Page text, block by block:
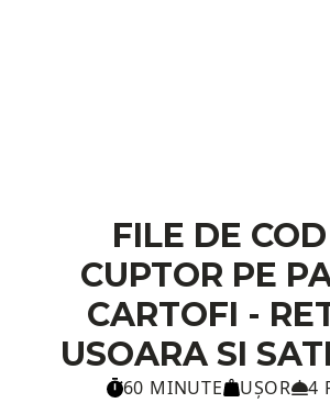
FILE DE
CUPTOR PE
CARTOFI -
USOARA SI
60 MINUTE UȘOR
4